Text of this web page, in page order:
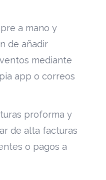
a mano y
de añadir
mediante
app o correos
proforma y
de alta facturas
o pagos a